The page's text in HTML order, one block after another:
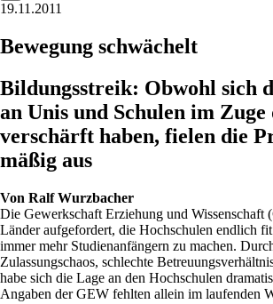
19.11.2011
Bewegung schwächelt
Bildungsstreik: Obwohl sich
an Unis und Schulen im
verschärft haben, fielen die
mäßig aus
Von Ralf Wurzbacher
Die Gewerkschaft Erziehung und Wissenschaft
Länder aufgefordert, die Hochschulen endlich
immer mehr Studienanfängern zu machen.
Zulassungschaos, schlechte
habe sich die Lage an den Hochschulen
Angaben der GEW fehlten allein im laufenden